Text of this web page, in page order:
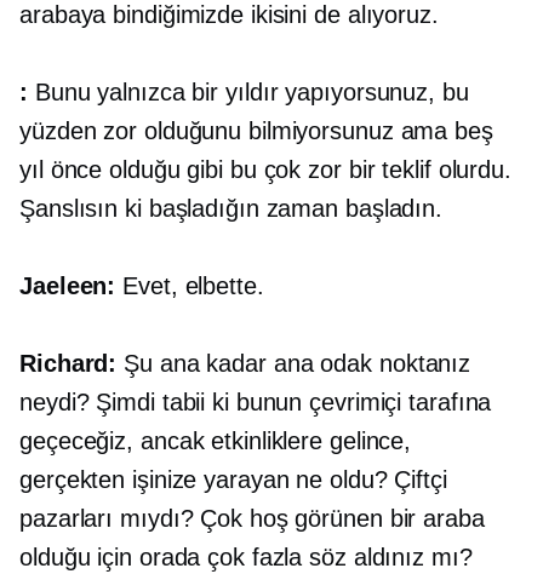
arabaya bindiğimizde ikisini de alıyoruz.
: Bunu yalnızca bir yıldır yapıyorsunuz, bu
yüzden zor olduğunu bilmiyorsunuz ama beş
yıl önce olduğu gibi bu çok zor bir teklif olurdu.
Şanslısın ki başladığın zaman başladın.
Jaeleen: Evet, elbette.
Richard: Şu ana kadar ana odak noktanız
neydi? Şimdi tabii ki bunun çevrimiçi tarafına
geçeceğiz, ancak etkinliklere gelince,
gerçekten işinize yarayan ne oldu? Çiftçi
pazarları mıydı? Çok hoş görünen bir araba
olduğu için orada çok fazla söz aldınız mı?